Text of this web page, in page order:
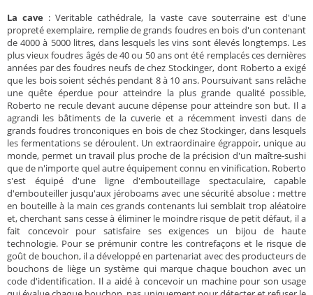
La cave : Veritable cathédrale, la vaste cave souterraine est d'une
propreté exemplaire, remplie de grands foudres en bois d'un contenant
de 4000 à 5000 litres, dans lesquels les vins sont élevés longtemps. Les
plus vieux foudres âgés de 40 ou 50 ans ont été remplacés ces dernières
années par des foudres neufs de chez Stockinger, dont Roberto a exigé
que les bois soient séchés pendant 8 à 10 ans. Poursuivant sans relâche
une quête éperdue pour atteindre la plus grande qualité possible,
Roberto ne recule devant aucune dépense pour atteindre son but. Il a
agrandi les bâtiments de la cuverie et a récemment investi dans de
grands foudres tronconiques en bois de chez Stockinger, dans lesquels
les fermentations se déroulent. Un extraordinaire égrappoir, unique au
monde, permet un travail plus proche de la précision d'un maître-sushi
que de n'importe quel autre équipement connu en vinification. Roberto
s'est équipé d'une ligne d'embouteillage spectaculaire, capable
d'embouteiller jusqu'aux jéroboams avec une sécurité absolue : mettre
en bouteille à la main ces grands contenants lui semblait trop aléatoire
et, cherchant sans cesse à éliminer le moindre risque de petit défaut, il a
fait concevoir pour satisfaire ses exigences un bijou de haute
technologie. Pour se prémunir contre les contrefaçons et le risque de
goût de bouchon, il a développé en partenariat avec des producteurs de
bouchons de liège un système qui marque chaque bouchon avec un
code d'identification. Il a aidé à concevoir un machine pour son usage